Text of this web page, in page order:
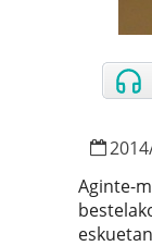
2014
Aginte-